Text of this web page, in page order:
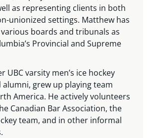
as representing clients in both
unionized settings. Matthew has
boards and tribunals as
Provincial and Supreme
UBC varsity men’s ice hockey
grew up playing team
America. He actively volunteers
Canadian Bar Association, the
team, and in other informal